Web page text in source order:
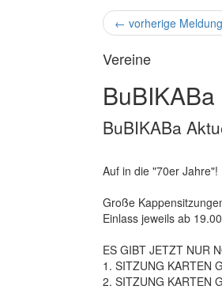
← vorherige Meldung
Vereine
BuBIKABa
Auf in die "70er Jahre"!
Große
Einlass jeweils ab
ES GIBT JETZT NUR
1. SITZUNG KARTEN
2. SITZUNG KARTEN